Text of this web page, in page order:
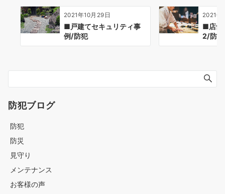
2021年10月29日
■戸建てセキュリティ事
例/防犯
2021年
■店舗
2/防犯
防犯ブログ
防犯
防災
見守り
メンテナンス
お客様の声